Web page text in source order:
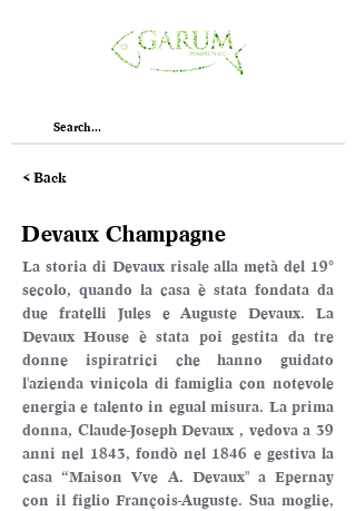
< Back
Devaux Champagne
La storia di Devaux risale alla metà del 19°
secolo, quando la casa è stata fondata da
due fratelli Jules e Auguste Devaux. La
Devaux House è stata poi gestita da tre
donne ispiratrici che hanno guidato
l'azienda vinicola di famiglia con notevole
energia e talento in egual misura. La prima
donna, Claude-Joseph Devaux , vedova a 39
anni nel 1843, fondò nel 1846 e gestiva la
casa “Maison Vve A. Devaux″ a Epernay
con il figlio François-Auguste. Sua moglie,